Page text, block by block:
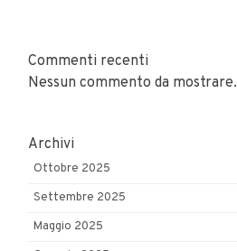
Commenti recenti
Nessun commento da mostrare.
Archivi
Ottobre 2025
Settembre 2025
Maggio 2025